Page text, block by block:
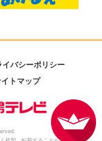
イバシーポリシー
トマップ